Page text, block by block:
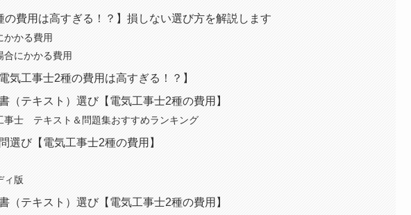
の費用は高すぎる！？】損しない選び方を解説します
かかる費用
合にかかる費用
気工事士2種の費用は高すぎる！？】
（テキスト）選び【電気工事士2種の費用】
事士 テキスト＆問題集おすすめランキング
選び【電気工事士2種の費用】
ィ版
（テキスト）選び【電気工事士2種の費用】